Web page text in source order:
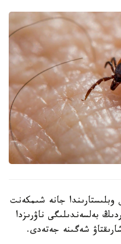
وبلىستارىندا جانە شىمكەنت
بەلسەندىلىگى ناۋرىزدا
شەگىنە جەتەدى.